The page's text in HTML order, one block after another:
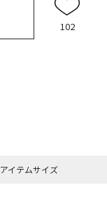
102
アイテムサイズ